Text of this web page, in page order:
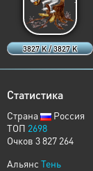
3827 K / 3827 K
Статистика
Страна
Россия
ТОП 2698
Очков 3 827 264
Альянс Тень